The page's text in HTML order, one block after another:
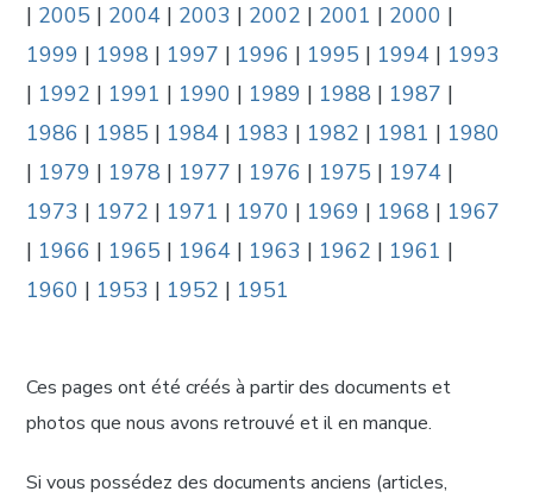
| 2005 | 2004 | 2003 | 2002 | 2001 | 2000 |
1999 | 1998 | 1997 | 1996 | 1995 | 1994 | 1993
| 1992 | 1991 | 1990 | 1989 | 1988 | 1987 |
1986 | 1985 | 1984 | 1983 | 1982 | 1981 | 1980
| 1979 | 1978 | 1977 | 1976 | 1975 | 1974 |
1973 | 1972 | 1971 | 1970 | 1969 | 1968 | 1967
| 1966 | 1965 | 1964 | 1963 | 1962 | 1961 |
1960 | 1953 | 1952 | 1951
Ces pages ont été créés à partir des documents et
photos que nous avons retrouvé et il en manque.
Si vous possédez des documents anciens (articles,